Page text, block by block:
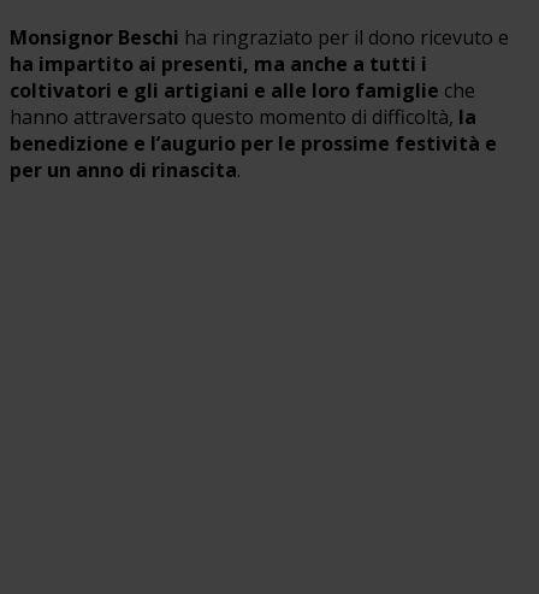
Monsignor Beschi ha ringraziato per il dono ricevuto e
ha impartito ai presenti, ma anche a tutti i
coltivatori e gli artigiani e alle loro famiglie che
hanno attraversato questo momento di difficoltà, la
benedizione e l’augurio per le prossime festività e
per un anno di rinascita.